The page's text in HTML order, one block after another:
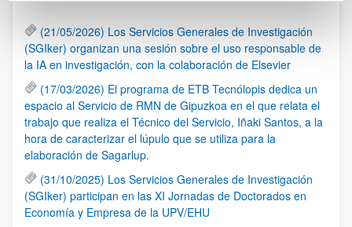
(21/05/2026) Los Servicios Generales de Investigación
(SGIker) organizan una sesión sobre el uso responsable de
la IA en investigación, con la colaboración de Elsevier
(17/03/2026) El programa de ETB Tecnólopis dedica un
espacio al Servicio de RMN de Gipuzkoa en el que relata el
trabajo que realiza el Técnico del Servicio, Iñaki Santos, a la
hora de caracterizar el lúpulo que se utiliza para la
elaboración de Sagarlup.
(31/10/2025) Los Servicios Generales de Investigación
(SGIker) participan en las XI Jornadas de Doctorados en
Economía y Empresa de la UPV/EHU